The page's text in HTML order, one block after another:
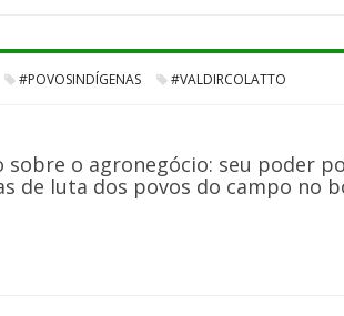
#POVOSINDÍGENAS #VALDIRCOLATTO
o agronegócio: seu poder
de luta dos povos do campo no